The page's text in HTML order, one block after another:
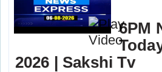
6PM
2026 | Sakshi Tv